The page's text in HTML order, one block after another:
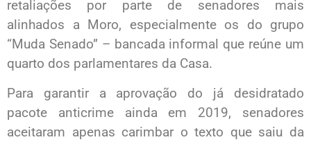
retaliações por parte de senadores mais
alinhados a Moro, especialmente os do grupo
“Muda Senado” – bancada informal que reúne um
quarto dos parlamentares da Casa.
Para garantir a aprovação do já desidratado
pacote anticrime ainda em 2019, senadores
aceitaram apenas carimbar o texto que saiu da